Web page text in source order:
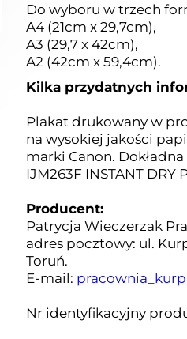
Do wyboru w trzech
A4 (21cm x 29,7cm),
A3 (29,7 x 42cm),
A2 (42cm x 59,4cm).
Kilka przydatnych
Plakat drukowany w
na wysokiej jakości
marki Canon.
IJM263F INSTANT DRY
Producent:
Patrycja Wieczerzak
adres pocztowy: ul.
Toruń.
E-mail:
Nr identyfikacyjny